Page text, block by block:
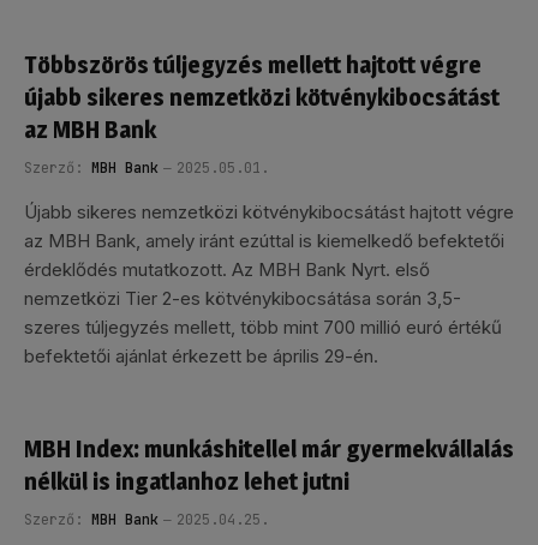
Többszörös túljegyzés mellett hajtott végre
újabb sikeres nemzetközi kötvénykibocsátást
az MBH Bank
Szerző: MBH Bank 2025.05.01.
Újabb sikeres nemzetközi kötvénykibocsátást hajtott végre
az MBH Bank, amely iránt ezúttal is kiemelkedő befektetői
érdeklődés mutatkozott. Az MBH Bank Nyrt. első
nemzetközi Tier 2-es kötvénykibocsátása során 3,5-
szeres túljegyzés mellett, több mint 700 millió euró értékű
befektetői ajánlat érkezett be április 29-én.
MBH Index: munkáshitellel már gyermekvállalás
nélkül is ingatlanhoz lehet jutni
Szerző: MBH Bank 2025.04.25.